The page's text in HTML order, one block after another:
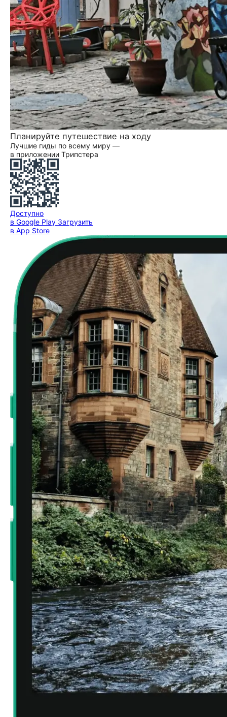
Планируйте путешествие на ходу
Лучшие гиды по всему миру —
в приложении Трипстера
Доступно
в Google Play Загрузить
в App Store